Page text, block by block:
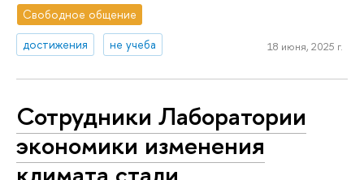
Свободное общение
достижения
не учеба 18 июня, 2025 г.
Сотрудники Лаборатории
экономики изменения